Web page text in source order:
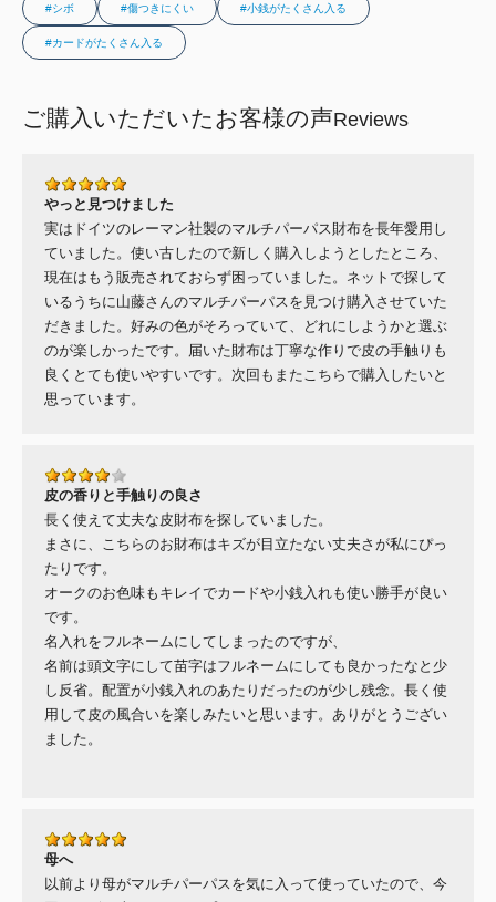
#シボ #傷つきにくい #小銭がたくさん入る
#カードがたくさん入る
ご購入いただいたお客様の声Reviews
やっと見つけました
実はドイツのレーマン社製のマルチパーパス財布を長年愛用し
ていました。使い古したので新しく購入しようとしたところ、
現在はもう販売されておらず困っていました。ネットで探して
いるうちに山藤さんのマルチパーパスを見つけ購入させていた
だきました。好みの色がそろっていて、どれにしようかと選ぶ
のが楽しかったです。届いた財布は丁寧な作りで皮の手触りも
良くとても使いやすいです。次回もまたこちらで購入したいと
思っています。
皮の香りと手触りの良さ
長く使えて丈夫な皮財布を探していました。
まさに、こちらのお財布はキズが目立たない丈夫さが私にぴっ
たりです。
オークのお色味もキレイでカードや小銭入れも使い勝手が良い
です。
名入れをフルネームにしてしまったのですが、
名前は頭文字にして苗字はフルネームにしても良かったなと少
し反省。配置が小銭入れのあたりだったのが少し残念。長く使
用して皮の風合いを楽しみたいと思います。ありがとうござい
ました。
母へ
以前より母がマルチパーパスを気に入って使っていたので、今